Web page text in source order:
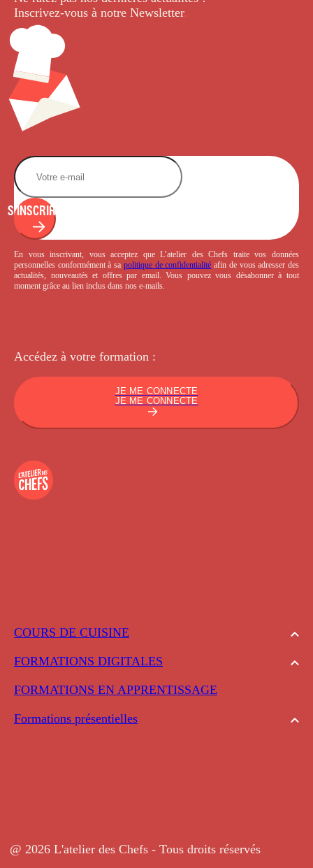
COURS DE CUISINE
FORMATIONS DIGITALES
FORMATIONS EN APPRENTISSAGE
Formations présentielles
Inscrivez-vous à notre Newsletter.
S'INSCRIRE
En vous inscrivant, vous acceptez que L’atelier des Chefs traite vos données
personnelles conformément à sa politique de confidentialité afin de vous adresser des
actualités, nouveautés et offres par email. Vous pouvez vous désabonner à tout
moment grâce au lien inclus dans nos e-mails.
Accédez à votre formation :
JE ME CONNECTE
JE ME CONNECTE
@ 2026 L'atelier des Chefs - Tous droits réservés